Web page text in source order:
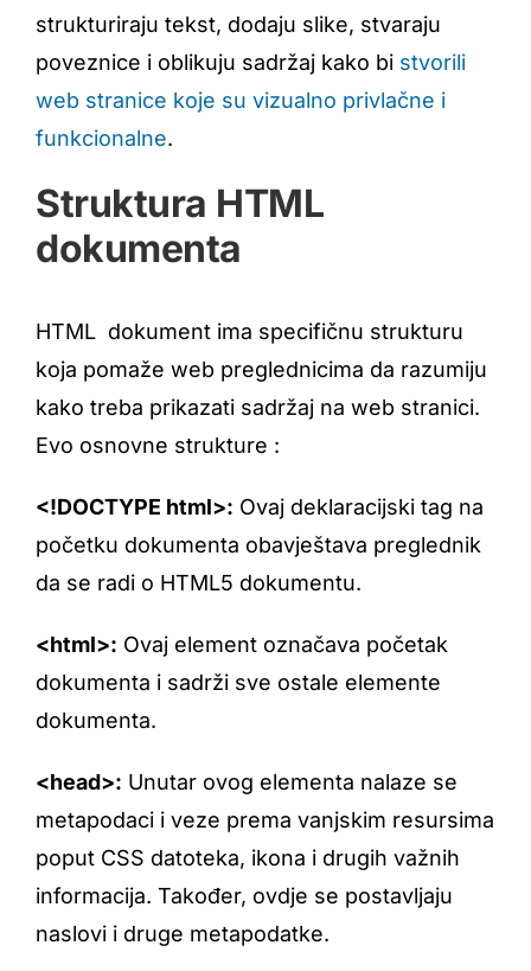
strukturiraju tekst, dodaju slike, stvaraju
poveznice i oblikuju sadržaj kako bi stvorili
web stranice koje su vizualno privlačne i
funkcionalne.
Struktura HTML
dokumenta
HTML dokument ima specifičnu strukturu
koja pomaže web preglednicima da razumiju
kako treba prikazati sadržaj na web stranici.
Evo osnovne strukture :
<!DOCTYPE html>: Ovaj deklaracijski tag na
početku dokumenta obavještava preglednik
da se radi o HTML5 dokumentu.
<html>: Ovaj element označava početak
dokumenta i sadrži sve ostale elemente
dokumenta.
<head>: Unutar ovog elementa nalaze se
metapodaci i veze prema vanjskim resursima
poput CSS datoteka, ikona i drugih važnih
informacija. Također, ovdje se postavljaju
naslovi i druge metapodatke.